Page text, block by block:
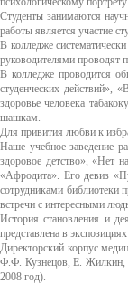
Студенты занимаются
работы является участие
В колледже
руководителями проводят
В колледже проводится
студенческих действий»,
здоровье человека
шашкам.
Для привития любви к
Наше учебное заведение
здоровое детство», «Нет
«Афродита». Его девиз
сотрудниками библиотеки
встречи с интересными
История становления и
представлена в
Директорский корпус
Ф.Ф. Кузнецов, Е. Жилкин,
2008 год).